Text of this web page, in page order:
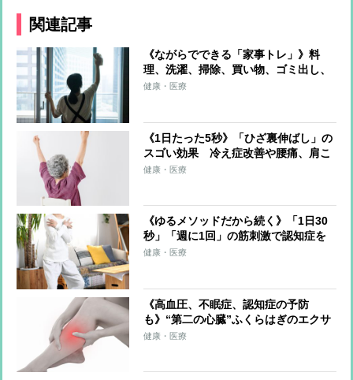
関連記事
《ながらでできる「家事トレ」》料
理、洗濯、掃除、買い物、ゴミ出し、
水やり…すべてをエクササイズに！ト
健康・医療
《1日たった5秒》「ひざ裏伸ばし」の
スゴい効果 冷え症改善や腰痛、肩こ
り、片頭痛の軽減も
健康・医療
《ゆるメソッドだから続く》「1日30
秒」「週に1回」の筋刺激で認知症を
予防する「30秒スクワット」
健康・医療
《高血圧、不眠症、認知症の予防
も》“第二の心臓”ふくらはぎのエクサ
サイズを医師が伝授！血流改善、筋肉
健康・医療